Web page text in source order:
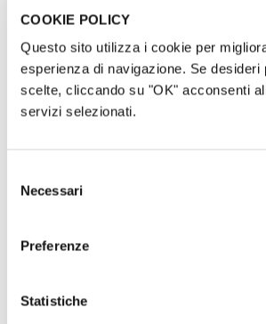
COOKIE POLICY
Questo sito utilizza i cookie per
esperienza di navigazione. Se desideri
scelte, cliccando su "OK" acconsenti
servizi selezionati.
delNecessari
Preferenze
Statistiche
Francis Picabia
Sostieni i